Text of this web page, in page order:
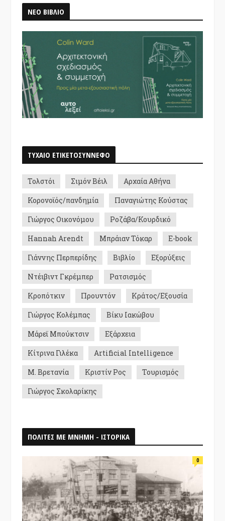
ΝΕΟ ΒΙΒΛΙΟ
ΤΥΧΑΙΟ ΕΤΙΚΕΤΟΣΥΝΝΕΦΟ
Τολστόι Σιμόν Βέιλ
Αρχαία Αθήνα
Κορονοϊός/πανδημία
Παναγιώτης Κούστας
Γιώργος Οικονόμου
Ροζάβα/Κουρδικό
Hannah Arendt
Μπράιαν Τόκαρ
E-book
Γιάννης Περπερίδης
Βιβλίο
Εξορύξεις
Ντέιβιντ Γκρέμπερ
Ρατσισμός
Κροπότκιν
Προυντόν
Κράτος/Εξουσία
Γιώργος Κολέμπας
Βίκυ Ιακώβου
Μάρεϊ Μπούκτσιν
Εξάρχεια
Κίτρινα Γιλέκα
Artificial Intelligence
Μ. Βρετανία
Κριστίν Ρος
Τουρισμός
Γιώργος Σκολαρίκης
ΠΟΛΙΤΕΣ ΜΕ ΜΝΗΜΗ - ΙΣΤΟΡΙΚΑ
0